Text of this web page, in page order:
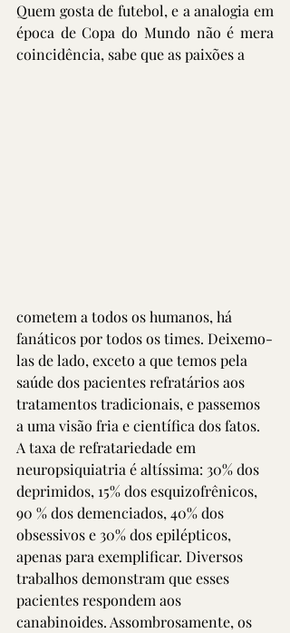
Quem gosta de futebol, e a analogia em
época de Copa do Mundo não é mera
coincidência, sabe que as paixões a
cometem a todos os humanos, há
fanáticos por todos os times. Deixemo-
las de lado, exceto a que temos pela
saúde dos pacientes refratários aos
tratamentos tradicionais, e passemos
a uma visão fria e científica dos fatos.
A taxa de refratariedade em
neuropsiquiatria é altíssima: 30% dos
deprimidos, 15% dos esquizofrênicos,
90 % dos demenciados, 40% dos
obsessivos e 30% dos epilépticos,
apenas para exemplificar. Diversos
trabalhos demonstram que esses
pacientes respondem aos
canabinoides. Assombrosamente, os